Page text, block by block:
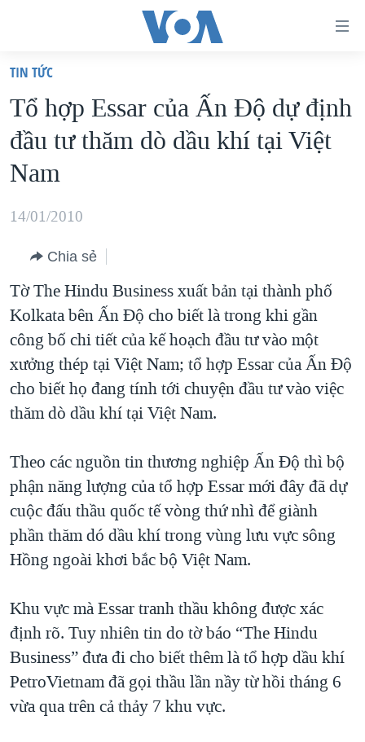
truy
cập
Tới
nội
chính
hướng
chính
Đi
tới
"Tìm"
VIỆT NAM
HOA KỲ
BIỂN ĐÔNG
THẾ GIỚI
DIỄN ĐÀN
MỤC
TỰ DO BÁO CHÍ
VẠCH TRẦN TIN GIẢ
NGƯỜI VIỆT HẢI NGOẠI
ĐỜI SỐNG
KHOA HỌC
SỨC KHOẺ
VĂN HOÁ
THỂ THAO
CHUYÊN ĐỀ
CHIẾN TRANH THƯƠNG MẠI CỦA MỸ: QUÁ KHỨ VÀ HIỆN
TẠI
HÀNH TRÌNH BẦU CỬ 2024
GIẢI MÃ VÀNH ĐAI & CON ĐƯỜNG
NGÀY TỊ NẠN THẾ GIỚI
TRỊNH VĨNH BÌNH - NGƯỜI HẠ 'BÊN THẮNG CUỘC'
GROUND ZERO – XƯA VÀ NAY
CÁC GIÁ TRỊ CỘNG HÒA Ở VIỆT NAM
THƯỢNG ĐỈNH TRUMP-KIM TẠI VIỆT NAM
TRỊNH VĨNH BÌNH VS. CHÍNH PHỦ VIỆT NAM
NGƯ DÂN VIỆT VÀ LÀN SÓNG TRỘM HẢI SÂM
HỌC TIẾNG ANH
VIDEO
NGHE
MẠNG XÃ HỘI
Ngôn ngữ khác
TIN TỨC
Tổ hợp Essar của Ấn Ðộ dự định
đầu tư thăm dò dầu khí tại Việt
Nam
14/01/2010
Chia sẻ
Tờ The Hindu Business xuất bản tại thành phố
Kolkata bên Ấn Độ cho biết là trong khi gần
công bố chi tiết của kế hoạch đầu tư vào một
xưởng thép tại Việt Nam; tổ hợp Essar của Ấn Ðộ
cho biết họ đang tính tới chuyện đầu tư vào việc
thăm dò dầu khí tại Việt Nam.
Theo các nguồn tin thương nghiệp Ấn Ðộ thì bộ
phận năng lượng của tổ hợp Essar mới đây đã dự
cuộc đấu thầu quốc tế vòng thứ nhì để giành
phần thăm dó dầu khí trong vùng lưu vực sông
Hồng ngoài khơi bắc bộ Việt Nam.
Khu vực mà Essar tranh thầu không được xác
định rõ. Tuy nhiên tin do tờ báo “The Hindu
Business” đưa đi cho biết thêm là tổ hợp dầu khí
PetroVietnam đã gọi thầu lần nầy từ hồi tháng 6
vừa qua trên cả thảy 7 khu vực.